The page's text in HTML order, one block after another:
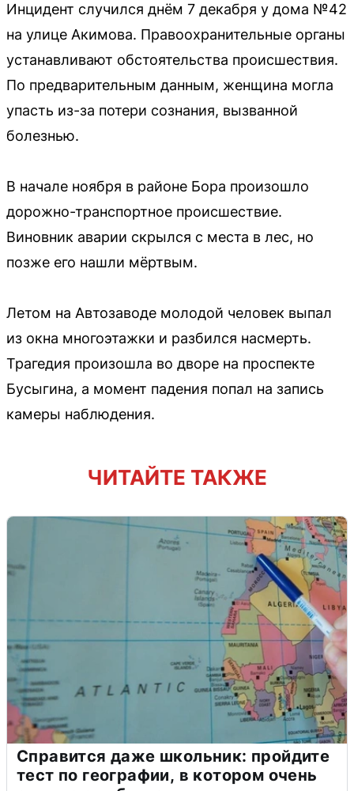
Инцидент случился днём 7 декабря у дома №42
на улице Акимова. Правоохранительные органы
устанавливают обстоятельства происшествия.
По предварительным данным, женщина могла
упасть из-за потери сознания, вызванной
болезнью.
В начале ноября в районе Бора произошло
дорожно-транспортное происшествие.
Виновник аварии скрылся с места в лес, но
позже его нашли мёртвым.
Летом на Автозаводе молодой человек выпал
из окна многоэтажки и разбился насмерть.
Трагедия произошла во дворе на проспекте
Бусыгина, а момент падения попал на запись
камеры наблюдения.
ЧИТАЙТЕ ТАКЖЕ
Справится даже школьник: пройдите
тест по географии, в котором очень